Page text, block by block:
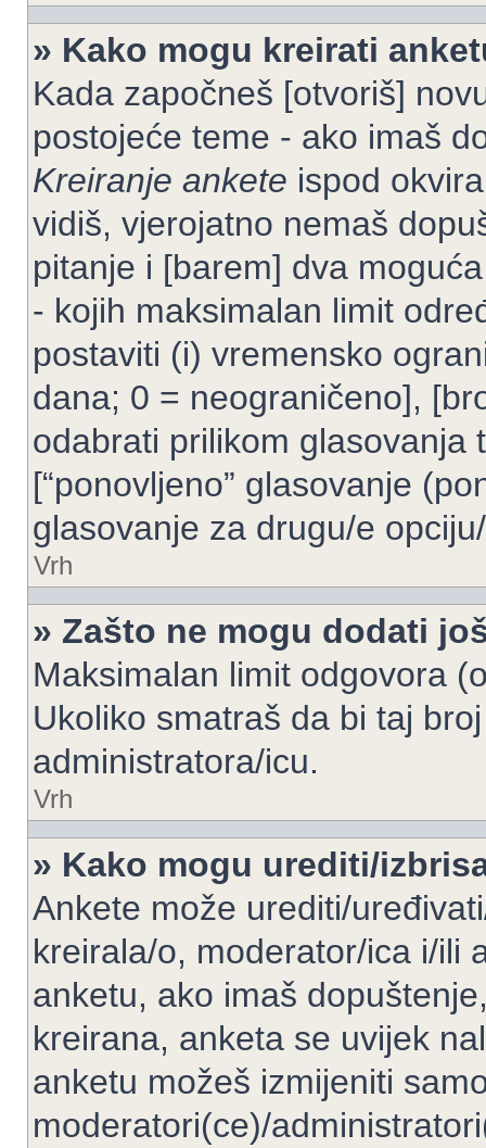
» Kako mogu kreirati
Kada započneš [otvoriš]
postojeće teme - ako imaš
Kreiranje ankete ispod
vidiš, vjerojatno nemaš
pitanje i [barem] dva
- kojih maksimalan limit
postaviti (i) vremensko
dana; 0 = neograničeno],
odabrati prilikom glasovanja
[“ponovljeno” glasovanje
glasovanje za drugu/e
Vrh
» Zašto ne mogu dodati
Maksimalan limit odgovora
Ukoliko smatraš da bi taj
administratora/icu.
Vrh
» Kako mogu urediti/
Ankete može urediti/
kreirala/o, moderator/ica i/ili
anketu, ako imaš
kreirana, anketa se uvijek
anketu možeš izmijeniti
moderatori(ce)/